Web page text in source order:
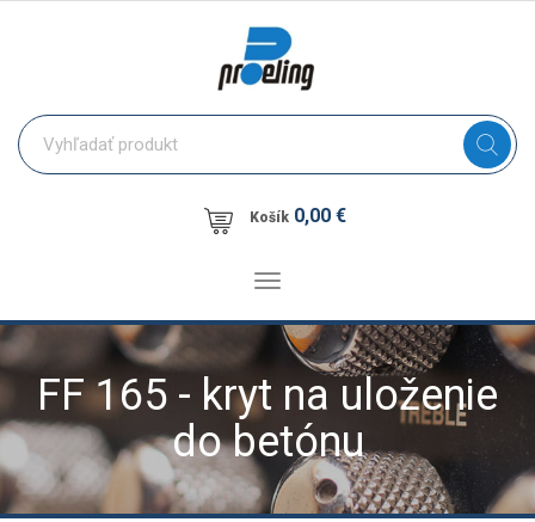
Košík 0,00 €
Toggle
FF 165 - kryt na uloženie
do betónu